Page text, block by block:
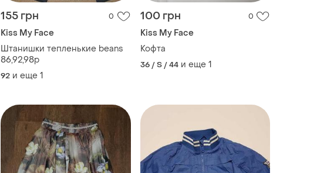
155 грн 0
Kiss My Face
Штанишки тепленькие beans
86,92,98р
92 и еще 1
100 грн 0
Kiss My Face
Кофта
36 / S / 44 и еще 1